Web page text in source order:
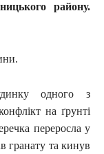
району.
одного з
на ґрунті
переросла у
гранату та кинув